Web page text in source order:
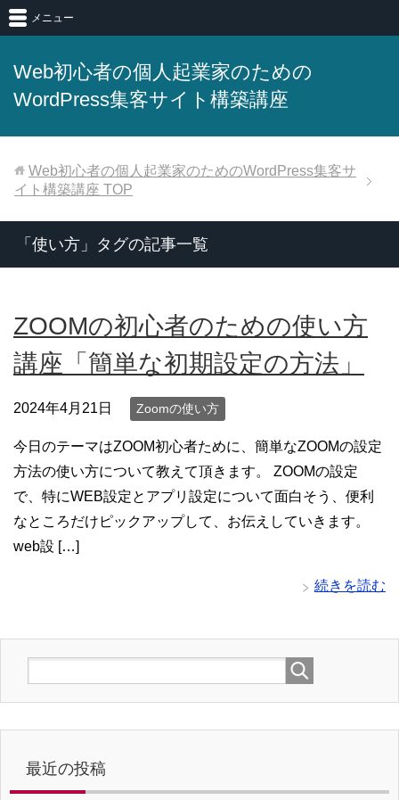
Web初心者の個人起業家のための
WordPress集客サイト構築講座
メニュー
Web初心者の個人起業家のためのWordPress集客サ
イト構築講座 TOP
「使い方」タグの記事一覧
ZOOMの初心者のための使い方
講座「簡単な初期設定の方法」
2024年4月21日 Zoomの使い方
今日のテーマはZOOM初心者ために、簡単なZOOMの設定
方法の使い方について教えて頂きます。 ZOOMの設定
で、特にWEB設定とアプリ設定について面白そう、便利
なところだけピックアップして、お伝えしていきます。
web設 […]
続きを読む
最近の投稿